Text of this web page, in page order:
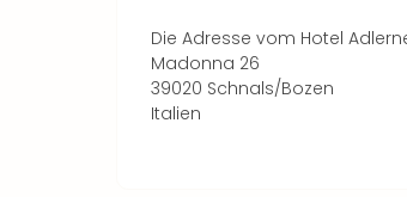
Die Adresse vom Hotel
Madonna 26
39020 Schnals/Bozen
Italien